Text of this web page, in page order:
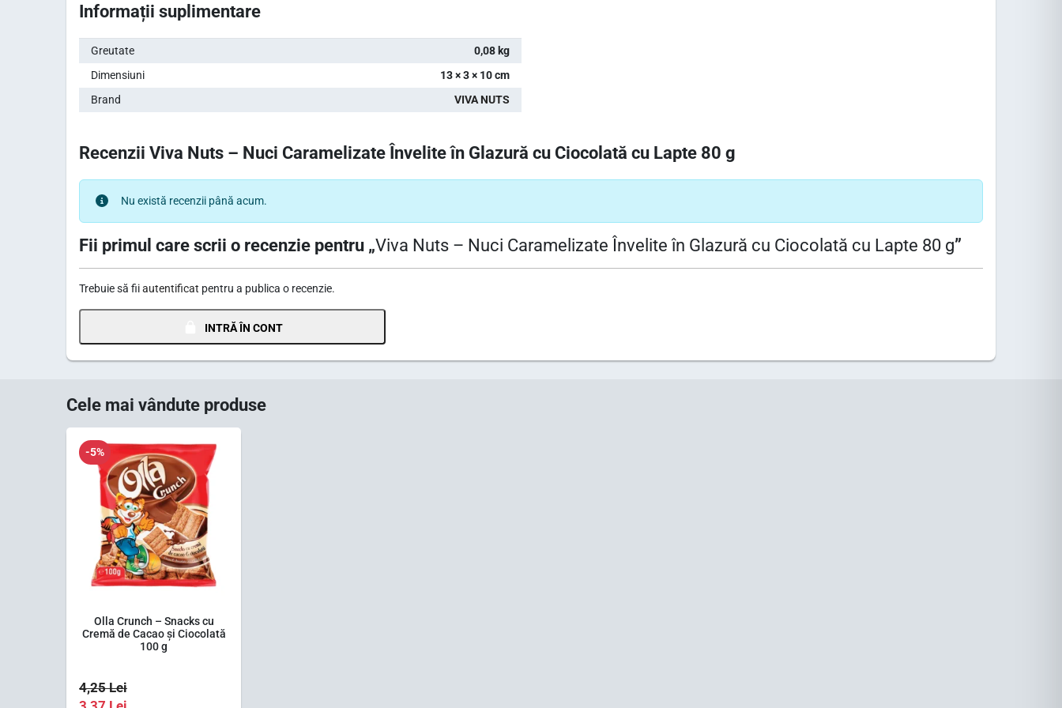
Informații suplimentare
Greutate
0,08 kg
Dimensiuni
13 × 3 × 10 cm
Brand
VIVA NUTS
Recenzii Viva Nuts – Nuci Caramelizate Învelite în Glazură cu Ciocolată cu Lapte 80 g
Nu există recenzii până acum.
Fii primul care scrii o recenzie pentru „Viva Nuts – Nuci Caramelizate Învelite în Glazură cu Ciocolată cu Lapte 80 g”
Trebuie să fiiautentificat pentru a publica o recenzie.
INTRĂ ÎN CONT
Cele mai vândute produse
-5%
Olla Crunch – Snacks cu
Cremă de Cacao și Ciocolată
100 g
4,25Lei